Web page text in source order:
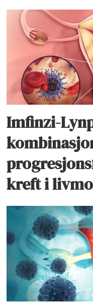
Imfinzi-
kreft i